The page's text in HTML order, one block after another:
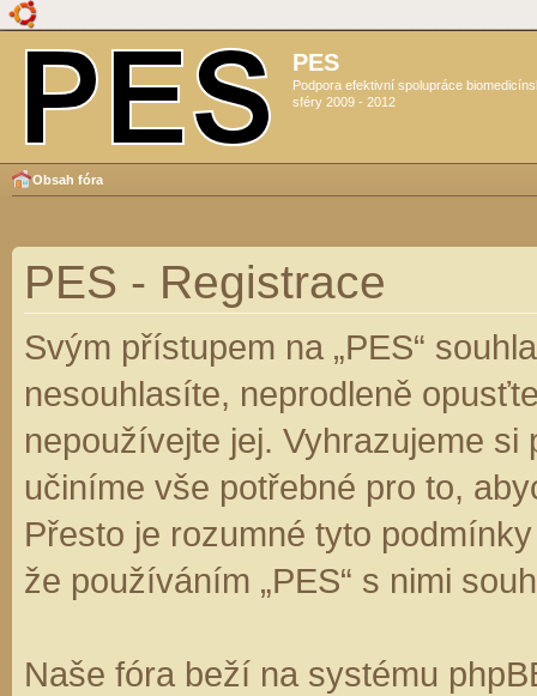
PES
Podpora efektivní spolupráce
sféry 2009 - 2012
Obsah fóra
PES - Registrace
Svým přístupem na „PES“
nesouhlasíte, neprodleně
nepoužívejte jej. Vyhrazujeme
učiníme vše potřebné pro to,
Přesto je rozumné tyto
že používáním „PES“ s nimi
Naše fóra beží na systému